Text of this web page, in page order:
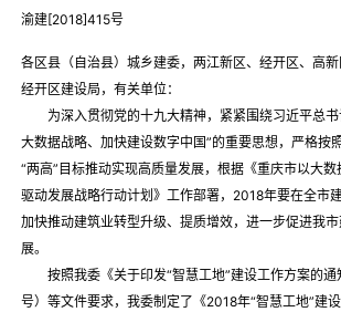
渝建[2018]415号
各区县（自治县）城乡建委，两江新区、经开区、高
经开区建设局，有关单位：
为深入贯彻党的十九大精神，紧紧围绕习近平总书
大数据战略、加快建设数字中国”的重要思想，严格按
“两高”目标推动实现高质量发展，根据《重庆市以大
驱动发展战略行动计划》工作部署，2018年要在全市
加快推动建筑业转型升级、提质增效，进一步促进我
展。
按照我委《关于印发“智慧工地”建设工作方案的通
号）等文件要求，我委制定了《2018年“智慧工地”建